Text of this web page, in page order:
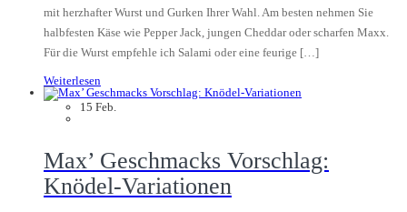
mit herzhafter Wurst und Gurken Ihrer Wahl. Am besten nehmen Sie
halbfesten Käse wie Pepper Jack, jungen Cheddar oder scharfen Maxx.
Für die Wurst empfehle ich Salami oder eine feurige […]
Weiterlesen
15 Feb.
Max’ Geschmacks Vorschlag:
Knödel-Variationen